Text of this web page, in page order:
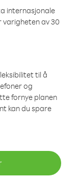
internasjonale
varigheten av 30
til å
og
fornye planen
kan du spare